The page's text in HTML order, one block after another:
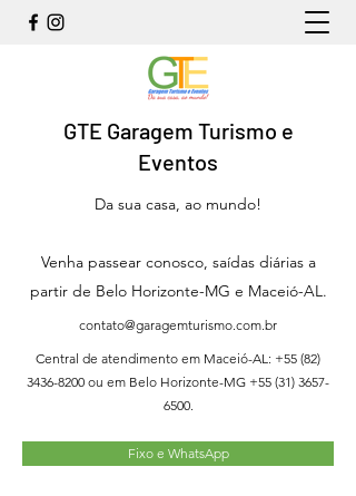
GTE Garagem Turismo e
Eventos
Da sua casa, ao mundo!
Venha passear conosco, saídas diárias a
partir de Belo Horizonte-MG e Maceió-AL.
contato@garagemturismo.com.br
Central de atendimento em Maceió-AL: +55 (82)
3436-8200 ou em Belo Horizonte-MG +55 (31) 3657-
6500.
Fixo e WhatsApp